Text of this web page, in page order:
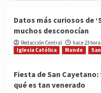
Datos más curiosos de
muchos desconocían
Redacción Central
hace 23
Iglesia Católica
Mundo
Fiesta de San
qué es tan venerado